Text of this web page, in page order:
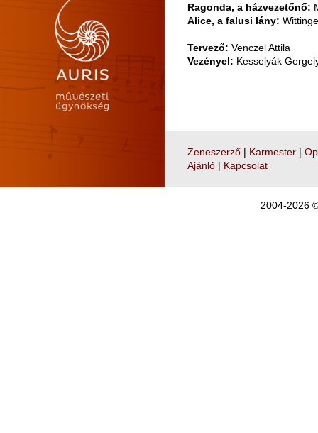
Ragonda, a házvezetőnő:
Alice, a falusi lány:
Tervező: Venczel Attila
Vezényel: Kesselyák
Zeneszerző | Karmester |
Ajánló | Kapcsolat
2004-2026